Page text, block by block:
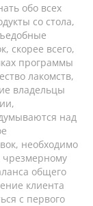
обо всех
со стола,
скорее всего,
программы
лакомств,
владельцы
над
необходимо
чрезмерному
общего
клиента
с первого